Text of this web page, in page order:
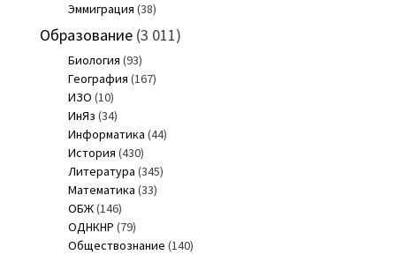
Эммиграция (38)
Образование(3 011)
Биология (93)
География (167)
ИЗО (10)
ИнЯз (34)
Информатика (44)
История (430)
Литература (345)
Математика (33)
ОБЖ(146)
ОДНКНР (79)
Обществознание (140)